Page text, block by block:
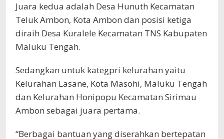
Juara kedua adalah Desa Hunuth Kecamatan
Teluk Ambon, Kota Ambon dan posisi ketiga
diraih Desa Kuralele Kecamatan TNS Kabupaten
Maluku Tengah.
Sedangkan untuk kategpri kelurahan yaitu
Kelurahan Lasane, Kota Masohi, Maluku Tengah
dan Kelurahan Honipopu Kecamatan Sirimau
Ambon sebagai juara pertama.
“Berbagai bantuan yang diserahkan bertepatan